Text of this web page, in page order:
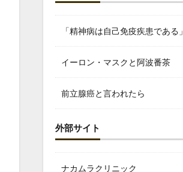
「精神病は自己免疫疾患である」
イーロン・マスクと阿波番茶
前立腺癌と言われたら
外部サイト
ナカムラクリニック